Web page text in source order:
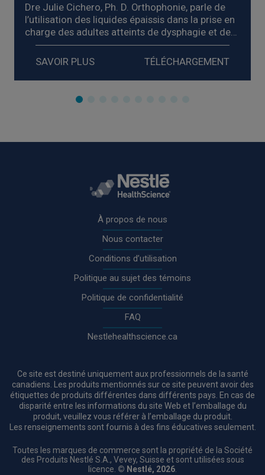
Dre Julie Cichero, Ph. D. Orthophonie, parle de
l’utilisation des liquides épaissis dans la prise en
charge des adultes atteints de dysphagie et de
ce à quoi s’attendre dans l’avenir de la prise en
charge de la dysphagie.
Cette ressource est seulement disponible en
SAVOIR PLUS TÉLÉCHARGEMENT
À propos de nous
Nous contacter
Conditions d’utilisation
Politique au sujet des témoins
Politique de confidentialité
FAQ
Nestlehealthscience.ca
Ce site est destiné uniquement aux professionnels de la santé
canadiens. Les produits mentionnés sur ce site peuvent avoir des
étiquettes de produits différentes dans différents pays. En cas de
disparité entre les informations du site Web et l’emballage du
produit, veuillez vous référer à l’emballage du produit.
Les renseignements sont fournis à des fins éducatives seulement.
Toutes les marques de commerce sont la propriété de la Société
des Produits Nestlé S.A., Vevey, Suisse et sont utilisées sous
licence. © Nestlé, 2026